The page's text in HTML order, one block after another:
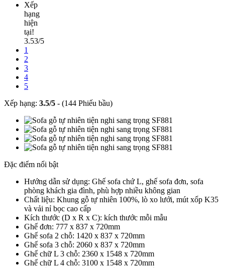
Xếp
hạng
hiện
tại!
3.53/5
1
2
3
4
5
Xếp hạng: 3.5/5 - (144 Phiếu bầu)
Đặc điểm nổi bật
Hướng dẫn sử dụng: Ghế sofa chứ L, ghế sofa đơn, sofa
phòng khách gia đình, phù hợp nhiều không gian
Chất liệu: Khung gỗ tự nhiên 100%, lò xo lưới, mút xốp K35
và vải nỉ bọc cao cấp
Kích thước (D x R x C): kích thước mỗi mẫu
Ghế đơn: 777 x 837 x 720mm
Ghế sofa 2 chỗ: 1420 x 837 x 720mm
Ghế sofa 3 chỗ: 2060 x 837 x 720mm
Ghế chữ L 3 chỗ: 2360 x 1548 x 720mm
Ghế chữ L 4 chỗ: 3100 x 1548 x 720mm